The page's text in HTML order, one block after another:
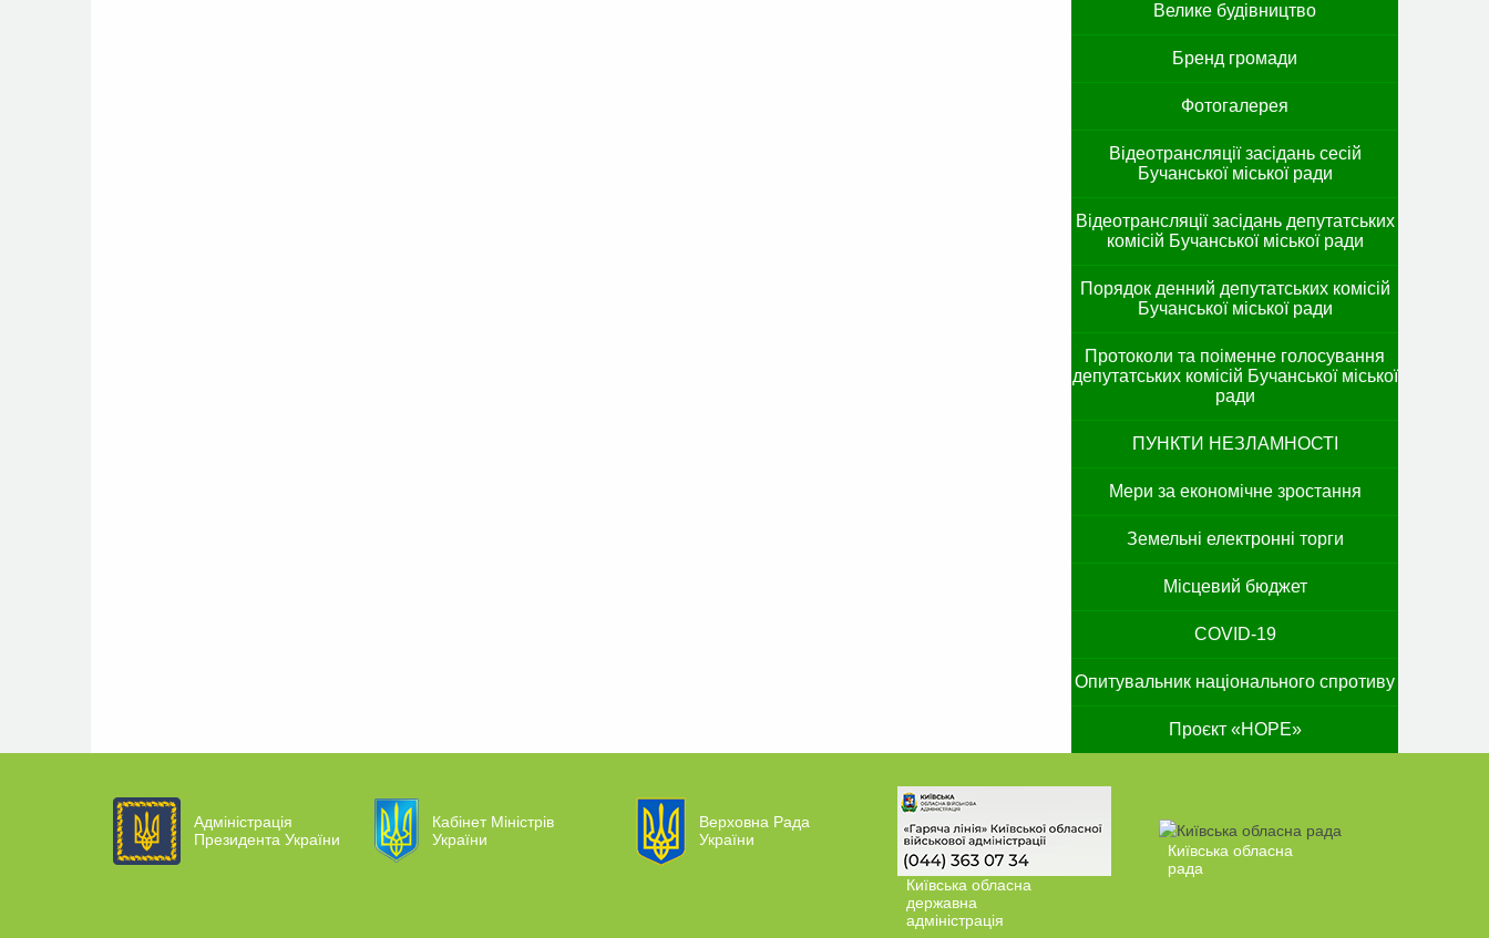
Велике будівництво
Бренд громади
Фотогалерея
Відеотрансляції засідань сесій
Бучанської міської ради
Відеотрансляції засідань депутатських
комісій Бучанської міської ради
Порядок денний депутатських комісій
Бучанської міської ради
Протоколи та поіменне голосування
депутатських комісій Бучанської міської
ради
ПУНКТИ НЕЗЛАМНОСТІ
Мери за економічне зростання
Земельні електронні торги
Місцевий бюджет
COVID-19
Опитувальник національного спротиву
Проєкт «HOPE»
Адміністрація
Президента України
Кабінет Міністрів
України
Верховна Рада
України
Київська обласна
державна
адміністрація
Київська обласна
рада